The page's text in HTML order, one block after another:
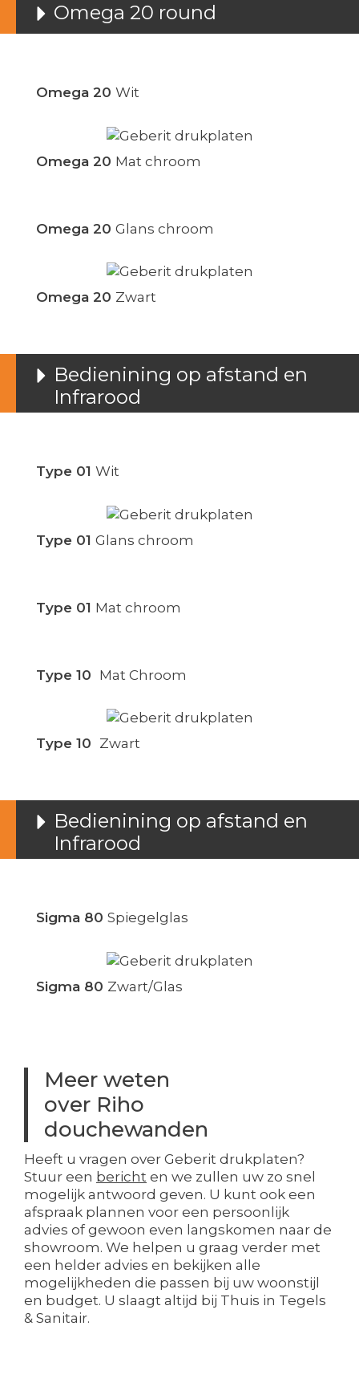
Omega 20 round
Omega 20 Wit
Omega 20 Mat chroom
Omega 20 Glans chroom
Omega 20 Zwart
Bedienining op afstand en
Infrarood
Type 01 Wit
Type 01 Glans chroom
Type 01 Mat chroom
Type 10 Mat Chroom
Type 10 Zwart
Bedienining op afstand en
Infrarood
Sigma 80 Spiegelglas
Sigma 80 Zwart/Glas
Meer weten
over Riho
douchewanden
Heeft u vragen over Geberit drukplaten?
Stuur een bericht en we zullen uw zo snel
mogelijk antwoord geven. U kunt ook een
afspraak plannen voor een persoonlijk
advies of gewoon even langskomen naar de
showroom. We helpen u graag verder met
een helder advies en bekijken alle
mogelijkheden die passen bij uw woonstijl
en budget. U slaagt altijd bij Thuis in Tegels
& Sanitair.